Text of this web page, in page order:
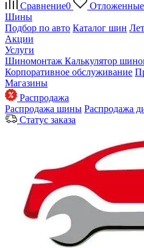
Сравнение0 Отложенные
Шины
Подбор по авто Каталог шин
Акции
Услуги
Шиномонтаж Калькулятор
Корпоративное обслуживание
Магазины
Распродажа
Распродажа шины Распродажа
Статус заказа